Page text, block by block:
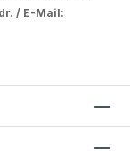
/ E-Mail: